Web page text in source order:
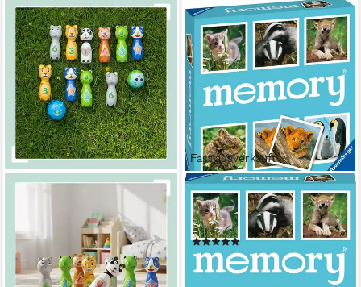
Spiel Kinder Kegelspiel Tiere,
24,99 €
39,99 €
-38%
lieferbar - in 2-3 Werktagen bei dir
Fast ausverkauft
RAVENSBURGER
Spiel memory® Tierkinder,
Kinderspiel, Made in Europe
(19)
ab 13,14 € UVP17,99 €
-27%